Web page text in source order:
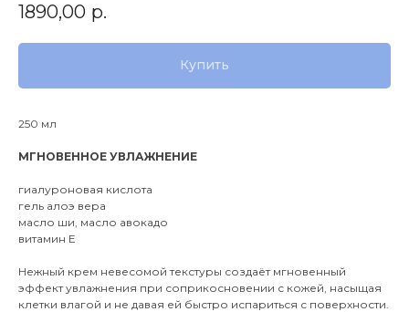
1890,00 р.
Купить
250 мл
МГНОВЕННОЕ УВЛАЖНЕНИЕ
гиалуроновая кислота
гель алоэ вера
масло ши, масло авокадо
витамин Е
Нежный крем невесомой текстуры создаёт мгновенный
эффект увлажнения при соприкосновении с кожей, насыщая
клетки влагой и не давая ей быстро испариться с поверхности.